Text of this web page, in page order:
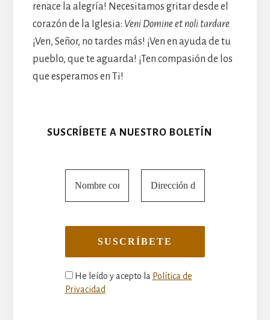
renace la alegría! Necesitamos gritar desde el
corazón de la Iglesia: Veni Domine et noli tardare
¡Ven, Señor, no tardes más! ¡Ven en ayuda de tu
pueblo, que te aguarda! ¡Ten compasión de los
que esperamos en Ti!
SUSCRÍBETE A NUESTRO BOLETÍN
He leído y acepto la Política de
Privacidad